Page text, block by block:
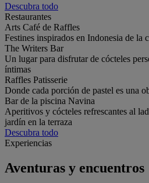
Descubra todo
Restaurantes
Arts Café de Raffles
Festines inspirados en Indonesia de la
The Writers Bar
Un lugar para disfrutar de cócteles
íntimas
Raffles Patisserie
Donde cada porción de pastel es una
Bar de la piscina Navina
Aperitivos y cócteles refrescantes al
jardín en la terraza
Descubra todo
Experiencias
Aventuras y encuentros